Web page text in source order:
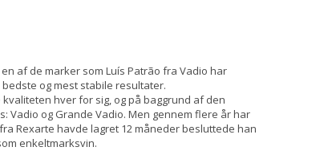
af de marker som Luís Patrão fra Vadio har
og mest stabile resultater.
hver for sig, og på baggrund af den
og Grande Vadio. Men gennem flere år har
Rexarte havde lagret 12 måneder besluttede han
enkeltmarksvin.